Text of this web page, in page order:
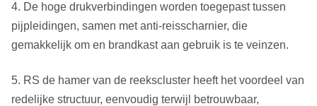
Nr van sub-
Hamers
8
Luchtdruk 1.0Mpa 1.8Mpa 2.4Mpa
4. De hoge drukverbindingen worden toegepast tussen
pijpleidingen, samen met anti-reisscharnier, die
gemakkelijk om en brandkast aan gebruik is te veinzen.
5. RS de hamer van de reekscluster heeft het voordeel van
redelijke structuur, eenvoudig terwijl betrouwbaar,